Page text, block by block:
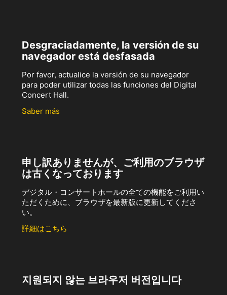
Desgraciadamente, la versión de su
navegador está desfasada
Por favor, actualice la versión de su navegador
para poder utilizar todas las funciones del Digital
Concert Hall.
Saber más
申し訳ありませんが、ご利用のブラウザ
は古くなっております
デジタル・コンサートホールの全ての機能をご利用い
ただくために、ブラウザを最新版に更新してくださ
い。
詳細はこちら
지원되지 않는 브라우저 버전입니다